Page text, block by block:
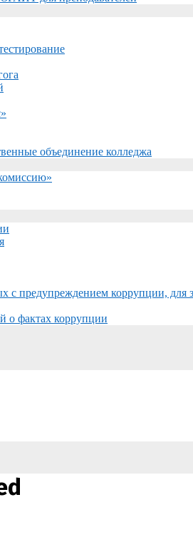
объединение колледжа
с предупреждением коррупции, для
о фактах коррупции